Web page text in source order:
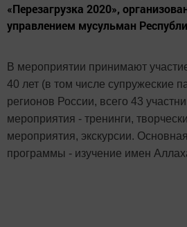
«Перезагрузка 2020»,
управлением мусульман
В мероприятии принимают
40 лет (в том числе супружеские
регионов России, всего 43
мероприятия - тренинги,
мероприятия, экскурсии.
программы - изучение имен